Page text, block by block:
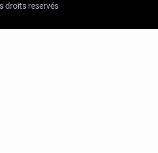
droits reservés